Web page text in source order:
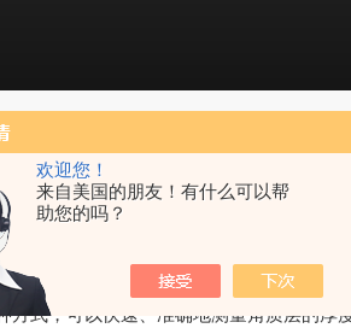
欢迎您！
来自美国的朋友！有什么可以帮
助您的吗？
作用。因此，角质层厚度测定仪成为
学或声学技术来测量皮肤表面的角质层厚
式，可以快速、准确地测量角质层的厚